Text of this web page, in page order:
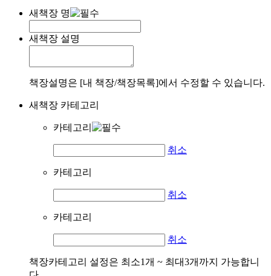
새책장 명
새책장 설명
책장설명은 [내 책장/책장목록]에서 수정할 수 있습니다.
새책장 카테고리
카테고리
취소
카테고리
취소
카테고리
취소
책장카테고리 설정은 최소1개 ~ 최대3개까지 가능합니